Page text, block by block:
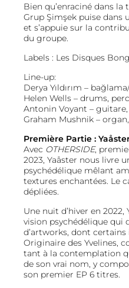
Bien qu’enraciné dans
Grup Şimşek puise dans
et s’appuie sur la
du groupe.
Labels : Les Disques
Line-up:
Derya Yıldırım –
Helen Wells – drums,
Antonin Voyant –
Graham Mushnik –
Première Partie :
Avec OTHERSIDE,
2023, Yaåster nous livre
psychédélique mêlant
textures enchantées. Le
dépliées.
Une nuit d’hiver en 2022,
vision psychédélique qui
d’artworks, dont
Originaire des Yvelines,
tant à la contemplation
de son vrai nom, y
son premier EP 6 titres.